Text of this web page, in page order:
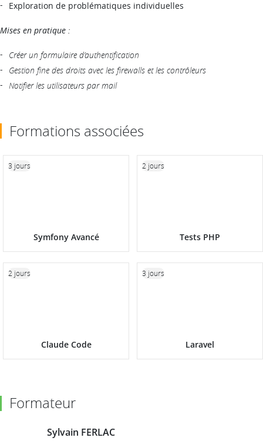
Exploration de problématiques individuelles
Mises en pratique :
Créer un formulaire d’authentification
Gestion fine des droits avec les firewalls et les contrôleurs
Notifier les utilisateurs par mail
Formations associées
Symfony Avancé
3 jours
Tests PHP
2 jours
Claude Code
2 jours
Laravel
3 jours
Formateur
Sylvain FERLAC